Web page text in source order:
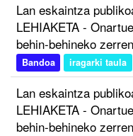
Lan eskaintza
LEHIAKETA -
behin-behineko
Bandoa iragarki taula
Lan eskaintza
LEHIAKETA -
behin-behineko